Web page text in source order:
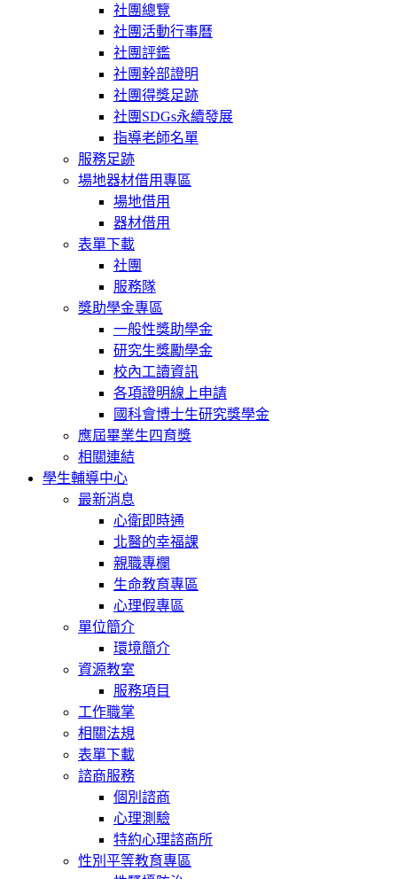
社團總覽
社團活動行事曆
社團評鑑
社團幹部證明
社團得獎足跡
社團SDGs永續發展
指導老師名單
服務足跡
場地器材借用專區
場地借用
器材借用
表單下載
社團
服務隊
獎助學金專區
一般性獎助學金
研究生獎勵學金
校內工讀資訊
各項證明線上申請
國科會博士生研究獎學金
應屆畢業生四育獎
相關連結
學生輔導中心
最新消息
心衛即時通
北醫的幸福課
親職專欄
生命教育專區
心理假專區
單位簡介
環境簡介
資源教室
服務項目
工作職掌
相關法規
表單下載
諮商服務
個別諮商
心理測驗
特約心理諮商所
性別平等教育專區